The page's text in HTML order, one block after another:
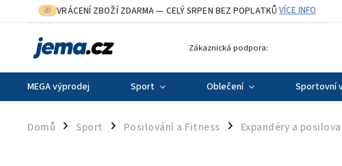
🎁 VRÁCENÍ ZBOŽÍ ZDARMA— CELÝ SRPEN BEZ POPLATKŮ·VÍCE INFO
Zákaznická podpora:
MEGA výprodej Sport Oblečení Sportovní
Domů / Sport / Posilování a Fitness / Expandéry a